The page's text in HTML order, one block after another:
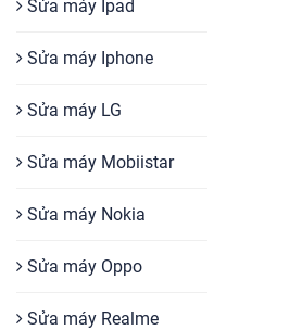
Sửa máy Ipad
Sửa máy Iphone
Sửa máy LG
Sửa máy Mobiistar
Sửa máy Nokia
Sửa máy Oppo
Sửa máy Realme